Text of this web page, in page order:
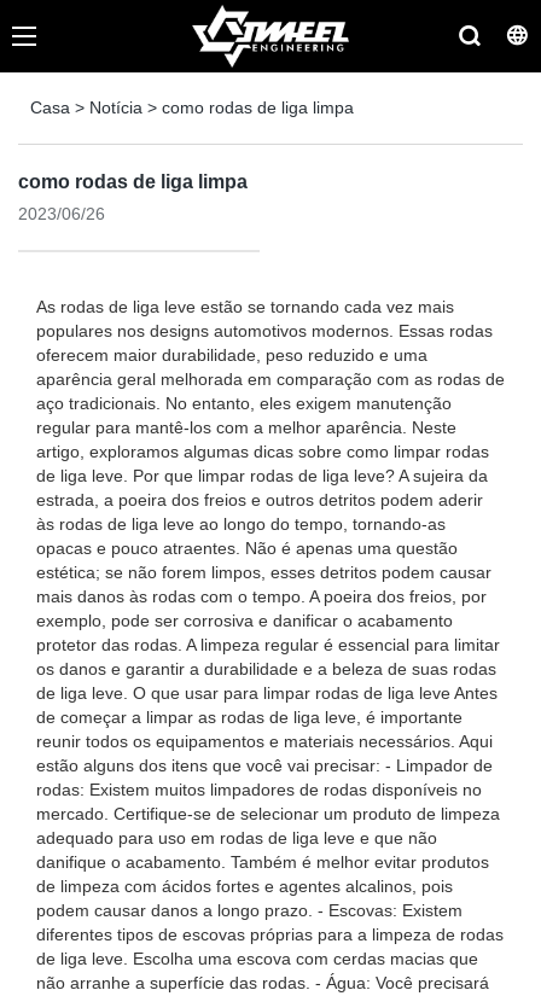
Casa > Notícia > como rodas de liga limpa
como rodas de liga limpa
2023/06/26
As rodas de liga leve estão se tornando cada vez mais
populares nos designs automotivos modernos. Essas rodas
oferecem maior durabilidade, peso reduzido e uma
aparência geral melhorada em comparação com as rodas de
aço tradicionais. No entanto, eles exigem manutenção
regular para mantê-los com a melhor aparência. Neste
artigo, exploramos algumas dicas sobre como limpar rodas
de liga leve. Por que limpar rodas de liga leve? A sujeira da
estrada, a poeira dos freios e outros detritos podem aderir
às rodas de liga leve ao longo do tempo, tornando-as
opacas e pouco atraentes. Não é apenas uma questão
estética; se não forem limpos, esses detritos podem causar
mais danos às rodas com o tempo. A poeira dos freios, por
exemplo, pode ser corrosiva e danificar o acabamento
protetor das rodas. A limpeza regular é essencial para limitar
os danos e garantir a durabilidade e a beleza de suas rodas
de liga leve. O que usar para limpar rodas de liga leve Antes
de começar a limpar as rodas de liga leve, é importante
reunir todos os equipamentos e materiais necessários. Aqui
estão alguns dos itens que você vai precisar: - Limpador de
rodas: Existem muitos limpadores de rodas disponíveis no
mercado. Certifique-se de selecionar um produto de limpeza
adequado para uso em rodas de liga leve e que não
danifique o acabamento. Também é melhor evitar produtos
de limpeza com ácidos fortes e agentes alcalinos, pois
podem causar danos a longo prazo. - Escovas: Existem
diferentes tipos de escovas próprias para a limpeza de rodas
de liga leve. Escolha uma escova com cerdas macias que
não arranhe a superfície das rodas. - Água: Você precisará